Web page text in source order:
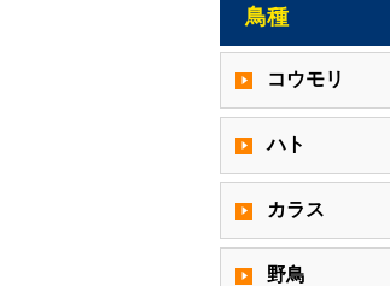
鳥種
コウモリ
ハト
カラス
野鳥